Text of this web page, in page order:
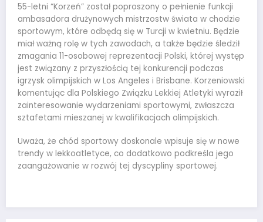
55-letni “Korzeń” został poproszony o pełnienie funkcji
ambasadora drużynowych mistrzostw świata w chodzie
sportowym, które odbędą się w Turcji w kwietniu. Będzie
miał ważną rolę w tych zawodach, a także będzie śledził
zmagania 11-osobowej reprezentacji Polski, której występ
jest związany z przyszłością tej konkurencji podczas
igrzysk olimpijskich w Los Angeles i Brisbane. Korzeniowski
komentując dla Polskiego Związku Lekkiej Atletyki wyraził
zainteresowanie wydarzeniami sportowymi, zwłaszcza
sztafetami mieszanej w kwalifikacjach olimpijskich.
Uważa, że chód sportowy doskonale wpisuje się w nowe
trendy w lekkoatletyce, co dodatkowo podkreśla jego
zaangażowanie w rozwój tej dyscypliny sportowej.